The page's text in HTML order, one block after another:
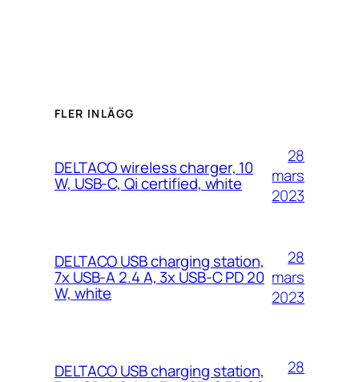
FLER INLÄGG
DELTACO wireless charger, 10
W, USB-C, Qi certified, white
28
mars
2023
DELTACO USB charging station,
7x USB-A 2.4 A, 3x USB-C PD 20
W, white
28
mars
2023
DELTACO USB charging station,
28